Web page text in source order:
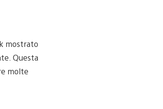
mostrato
Questa
molte